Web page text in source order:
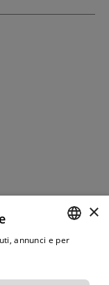
e
×
annunci e per